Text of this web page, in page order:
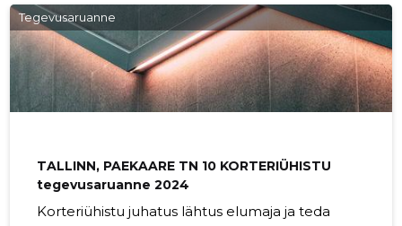
Muid soodustusi polnud. 2025 majandusaasta
raamatupidamisaruande koostamisel olulisi sündmusi
polnud.
Tegevusaruanne
TALLINN, PAEKAARE TN 10 KORTERIÜHISTU
tegevusaruanne 2024
Korteriühistu juhatus lähtus elumaja ja teda